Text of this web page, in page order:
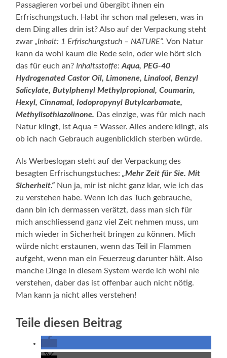
Passagieren vorbei und übergibt ihnen ein
Erfrischungstuch. Habt ihr schon mal gelesen, was in
dem Ding alles drin ist? Also auf der Verpackung steht
zwar„Inhalt: 1 Erfrischungstuch – NATURE“.Von Natur
kann da wohl kaum die Rede sein, oder wie hört sich
das für euch an? Inhaltsstoffe:Aqua, PEG-40
Hydrogenated Castor Oil, Limonene, Linalool, Benzyl
Salicylate, Butylphenyl Methylpropional, Coumarin,
Hexyl, Cinnamal, Iodopropynyl Butylcarbamate,
Methylisothiazolinone. Das einzige, was für mich nach
Natur klingt, ist Aqua = Wasser. Alles andere klingt, als
ob ich nach Gebrauch augenblicklich sterben würde.
Als Werbeslogan steht auf der Verpackung des
besagten Erfrischungstuches:„Mehr Zeit für Sie. Mit
Sicherheit.“ Nun ja, mir ist nicht ganz klar, wie ich das
zu verstehen habe. Wenn ich das Tuch gebrauche,
dann bin ich dermassen verätzt, dass man sich für
mich anschliessend ganz viel Zeit nehmen muss, um
mich wieder in Sicherheit bringen zu können. Mich
würde nicht erstaunen, wenn das Teil in Flammen
aufgeht, wenn man ein Feuerzeug darunter hält. Also
manche Dinge in diesem System werde ich wohl nie
verstehen, daber das ist offenbar auch nicht nötig.
Man kann ja nicht alles verstehen!
Teile diesen Beitrag